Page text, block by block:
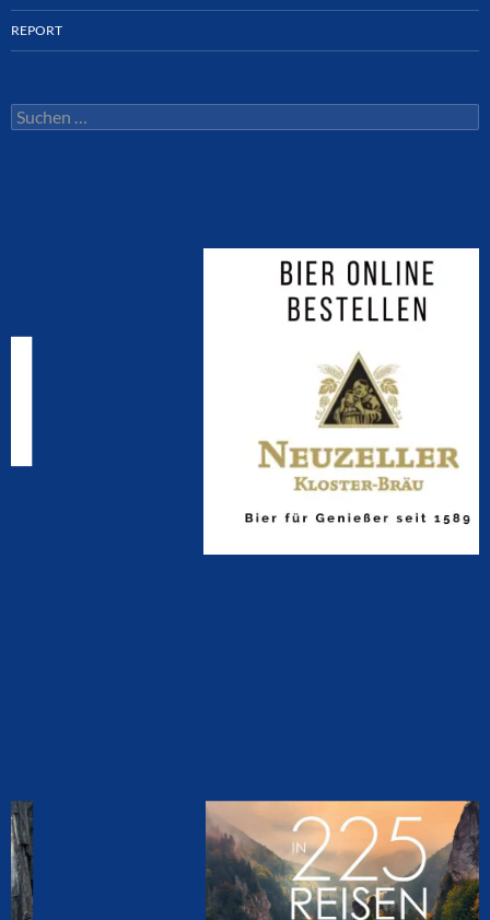
REPORT
Suchen
nach: